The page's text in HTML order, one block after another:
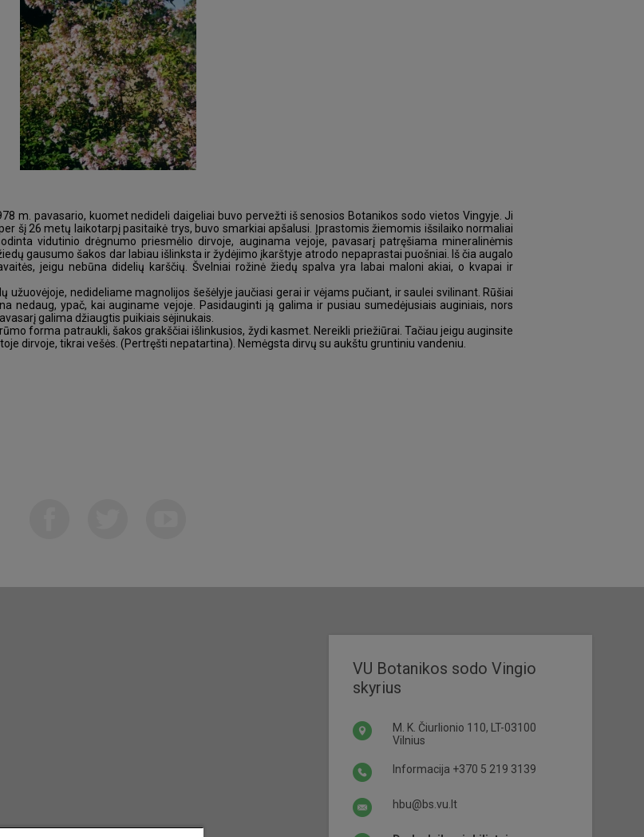
m. pavasario, kuomet nedideli daigeliai buvo pervežti iš senosios Botanikos sodo vietos Vingyje. Ji
šį 26 metų laikotarpį pasitaikė trys, buvo smarkiai apšalusi. Įprastomis žiemomis išsilaiko normaliai
vidutinio drėgnumo priesmėlio dirvoje, auginama vejoje, pavasarį patręšiama mineralinėmis
gausumo šakos dar labiau išlinksta ir žydėjimo įkarštyje atrodo nepaprastai puošniai. Iš čia augalo
jeigu nebūna didelių karščių. Švelniai rožinė žiedų spalva yra labai maloni akiai, o kvapai ir
užuovėjoje, nedideliame magnolijos šešėlyje jaučiasi gerai ir vėjams pučiant, ir saulei svilinant. Rūšiai
nedaug, ypač, kai auginame vejoje. Pasidauginti ją galima ir pusiau sumedėjusiais auginiais, nors
galima džiaugtis puikiais sėjinukais.
forma patraukli, šakos grakščiai išlinkusios, žydi kasmet. Nereikli priežiūrai. Tačiau jeigu auginsite
dirvoje, tikrai vešės. (Pertręšti nepatartina). Nemėgsta dirvų su aukštu gruntiniu vandeniu.
VU Botanikos sodo Vingio
skyrius
M. K. Čiurlionio 110, LT-03100
Vilnius
Informacija +370 5 219 3139
hbu@bs.vu.lt